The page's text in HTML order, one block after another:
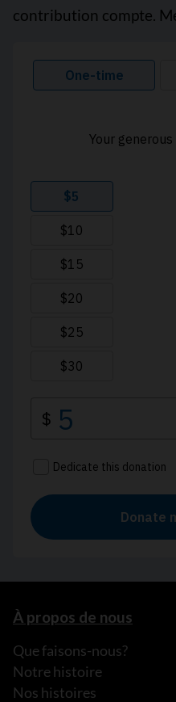
contribution compte.
À propos de nous
Que faisons-nous?
Notre histoire
Nos histoires